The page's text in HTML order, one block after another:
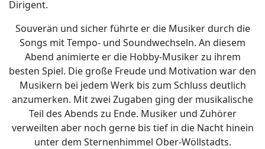
Dirigent.
Souverän und sicher führte er die Musiker durch die
Songs mit Tempo- und Soundwechseln. An diesem
Abend animierte er die Hobby-Musiker zu ihrem
besten Spiel. Die große Freude und Motivation war den
Musikern bei jedem Werk bis zum Schluss deutlich
anzumerken. Mit zwei Zugaben ging der musikalische
Teil des Abends zu Ende. Musiker und Zuhörer
verweilten aber noch gerne bis tief in die Nacht hinein
unter dem Sternenhimmel Ober-Wöllstadts.